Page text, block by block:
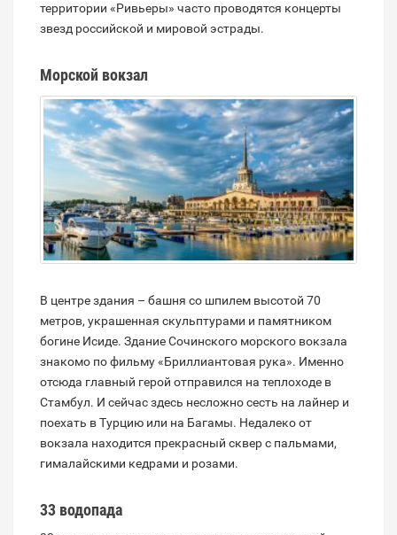
территории «Ривьеры» часто проводятся концерты
звезд российской и мировой эстрады.
Морской вокзал
В центре здания – башня со шпилем высотой 70
метров, украшенная скульптурами и памятником
богине Исиде. Здание Сочинского морского вокзала
знакомо по фильму «Бриллиантовая рука». Именно
отсюда главный герой отправился на теплоходе в
Стамбул. И сейчас здесь несложно сесть на лайнер и
поехать в Турцию или на Багамы. Недалеко от
вокзала находится прекрасный сквер с пальмами,
гималайскими кедрами и розами.
33 водопада